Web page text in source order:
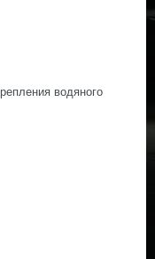
водяного